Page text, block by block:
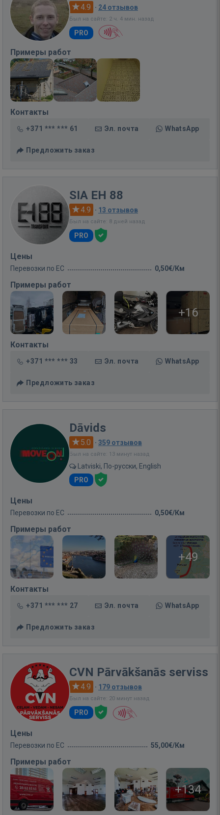
4.9 · 24 отзывов
Был на сайте: 2 ч. 4 мин. назад
PRO
Примеры работ
Контакты
+371 *** *** 61 Эл. почта WhatsApp
Предложить заказ
SIA EH 88
4.9 · 13 отзывов
Был на сайте: 8 дней назад
PRO
Цены
Перевозки по ЕС 0,50€/Км
Примеры работ
+16
Контакты
+371 *** *** 33 Эл. почта WhatsApp
Предложить заказ
Dāvids
5.0 · 359 отзывов
Был на сайте: 13 минут назад
Latviski, По-русски, English
PRO
Цены
Перевозки по ЕС 0,50€/Км
Примеры работ
+49
Контакты
+371 *** *** 27 Эл. почта WhatsApp
Предложить заказ
CVN Pārvākšanās serviss
4.9 · 179 отзывов
Был на сайте: 20 минут назад
PRO
Цены
Перевозки по ЕС 55,00€/Км
Примеры работ
+134